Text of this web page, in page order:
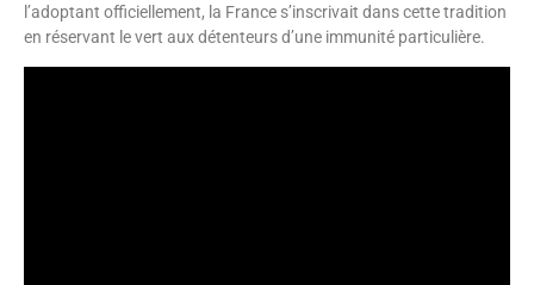
l’adoptant officiellement, la France s’inscrivait dans cette tradition
en réservant le vert aux détenteurs d’une immunité particulière.